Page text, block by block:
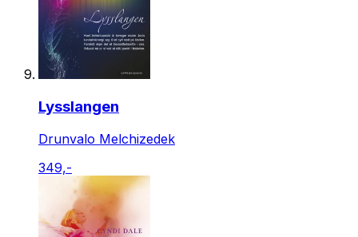
Lysslangen
Drunvalo Melchizedek
349,-